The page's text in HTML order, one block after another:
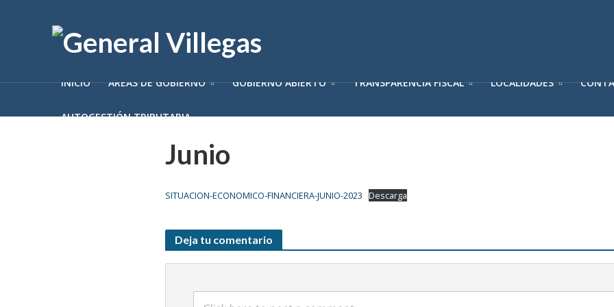
INICIO ÁREAS DE GOBIERNO GOBIERNO ABIERTO TRANSPARENCIA FISCAL LOCALIDADES
AUTOGESTIÓN TRIBUTARIA
Junio
SITUACION-ECONOMICO-FINANCIERA-JUNIO-2023 Descarga
Deja tu comentario